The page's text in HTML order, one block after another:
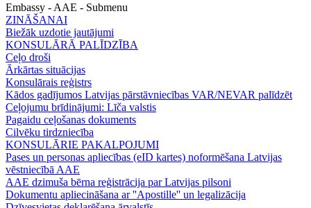
Embassy - AAE - Submenu
ZINĀŠANAI
Biežāk uzdotie jautājumi
KONSULĀRĀ PALĪDZĪBA
Ceļo droši
Ārkārtas situācijas
Konsulārais reģistrs
Kādos gadījumos Latvijas pārstāvniecības VAR/NEVAR palīdzēt
Ceļojumu brīdinājumi: Līča valstis
Pagaidu ceļošanas dokuments
Cilvēku tirdzniecība
KONSULĀRIE PAKALPOJUMI
Pases un personas apliecības (eID kartes) noformēšana Latvijas
vēstniecībā AAE
AAE dzimuša bērna reģistrācija par Latvijas pilsoni
Dokumentu apliecināšana ar ''Apostille'' un legalizācija